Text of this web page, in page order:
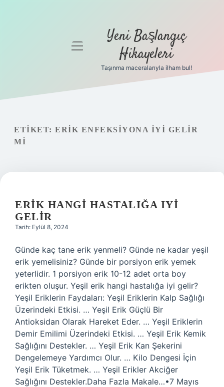
Gizlilik
Yasal Uyarı
menüyü
Yeni Başlangıç
Hikayeleri
Taşınma maceralarıyla ilham bul!
ETIKET: ERIK ENFEKSIYONA IYI GELIR
MI
ERIK HANGI HASTALIĞA IYI
GELIR
Tarih: Eylül 8, 2024
Günde kaç tane erik yenmeli? Günde ne kadar yeşil
erik yemelisiniz? Günde bir porsiyon erik yemek
yeterlidir. 1 porsiyon erik 10-12 adet orta boy
erikten oluşur. Yeşil erik hangi hastalığa iyi gelir?
Yeşil Eriklerin Faydaları: Yeşil Eriklerin Kalp Sağlığı
Üzerindeki Etkisi. … Yeşil Erik Güçlü Bir
Antioksidan Olarak Hareket Eder. … Yeşil Eriklerin
Demir Emilimi Üzerindeki Etkisi. … Yeşil Erik Kemik
Sağlığını Destekler. … Yeşil Erik Kan Şekerini
Dengelemeye Yardımcı Olur. … Kilo Dengesi İçin
Yeşil Erik Tüketmek. … Yeşil Erikler Akciğer
Sağlığını Destekler.Daha Fazla Makale…•7 Mayıs